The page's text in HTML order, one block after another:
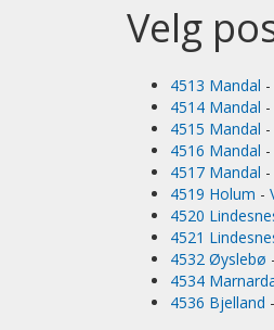
Velg
4513 Mandal -
4514 Mandal -
4515 Mandal -
4516 Mandal -
4517 Mandal -
4519 Holum -
4520
4521
4532 Øyslebø -
4534
4536 Bjelland -